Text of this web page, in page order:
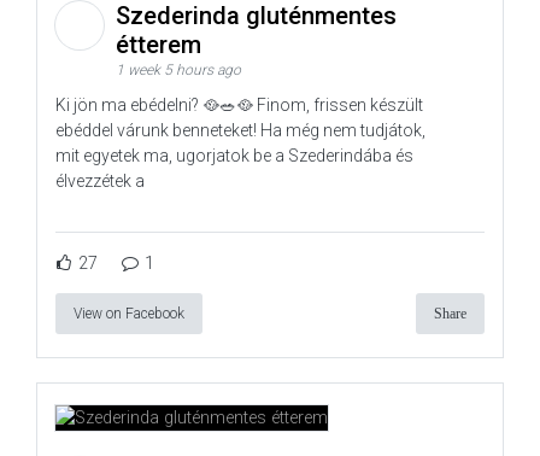
Szederinda gluténmentes
étterem
1 week 5 hours ago
Ki jön ma ebédelni? 🥘🥗🥘 Finom, frissen készült
ebéddel várunk benneteket! Ha még nem tudjátok,
mit egyetek ma, ugorjatok be a Szederindába és
élvezzétek a
27 1
View on Facebook Share